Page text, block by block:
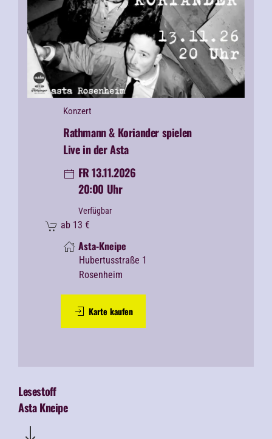
Konzert
Rathmann & Koriander spielen
Live in der Asta
FR 13.11.2026
20:00 Uhr
Verfügbar
ab 13 €
Asta-Kneipe
Hubertusstraße 1
Rosenheim
Karte kaufen
Lesestoff
Asta Kneipe